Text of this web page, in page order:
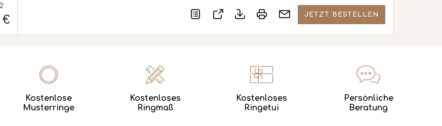
JETZT BESTELLEN
Kostenlose
Musterringe
Kostenloses
Ringmaß
Kostenloses
Ringetui
Persönliche
Beratung